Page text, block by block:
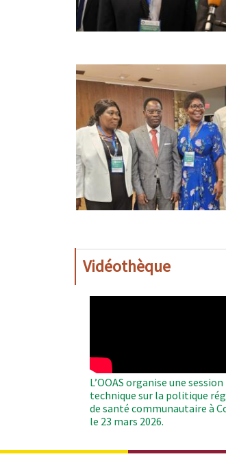
Image
Vidéothèque
L’OOAS organise une session
technique sur la politique
de santé communautaire à
le 23 mars 2026.